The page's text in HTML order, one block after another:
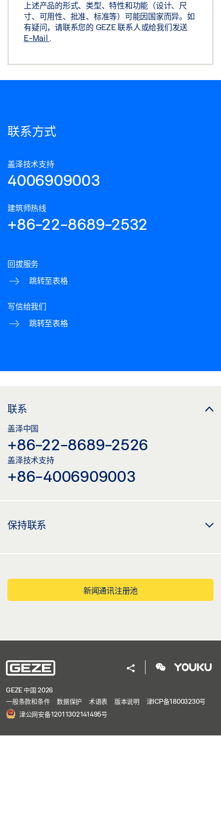
上述产品的形式、类型、特性和功能（设计、尺
寸、可用性、批准、标准等）可能因国家而异。如
有疑问，请联系您的 GEZE 联系人或给我们发送
E-Mail .
联系方式
盖泽技术支持
4006909003
建筑师热线
+86-22-8689-2532
回拔服务
跳转至表格
写信给我们
跳转至表格
联系
盖泽中国
+86-22-8689-2526
盖泽技术支持
+86-4006909003
保持联系
新闻通讯注册池
GEZE 中国 2026
一般条款和条件
数据保护 术语表 版本说明
津ICP备18003230号
津公网安备12011302141495号